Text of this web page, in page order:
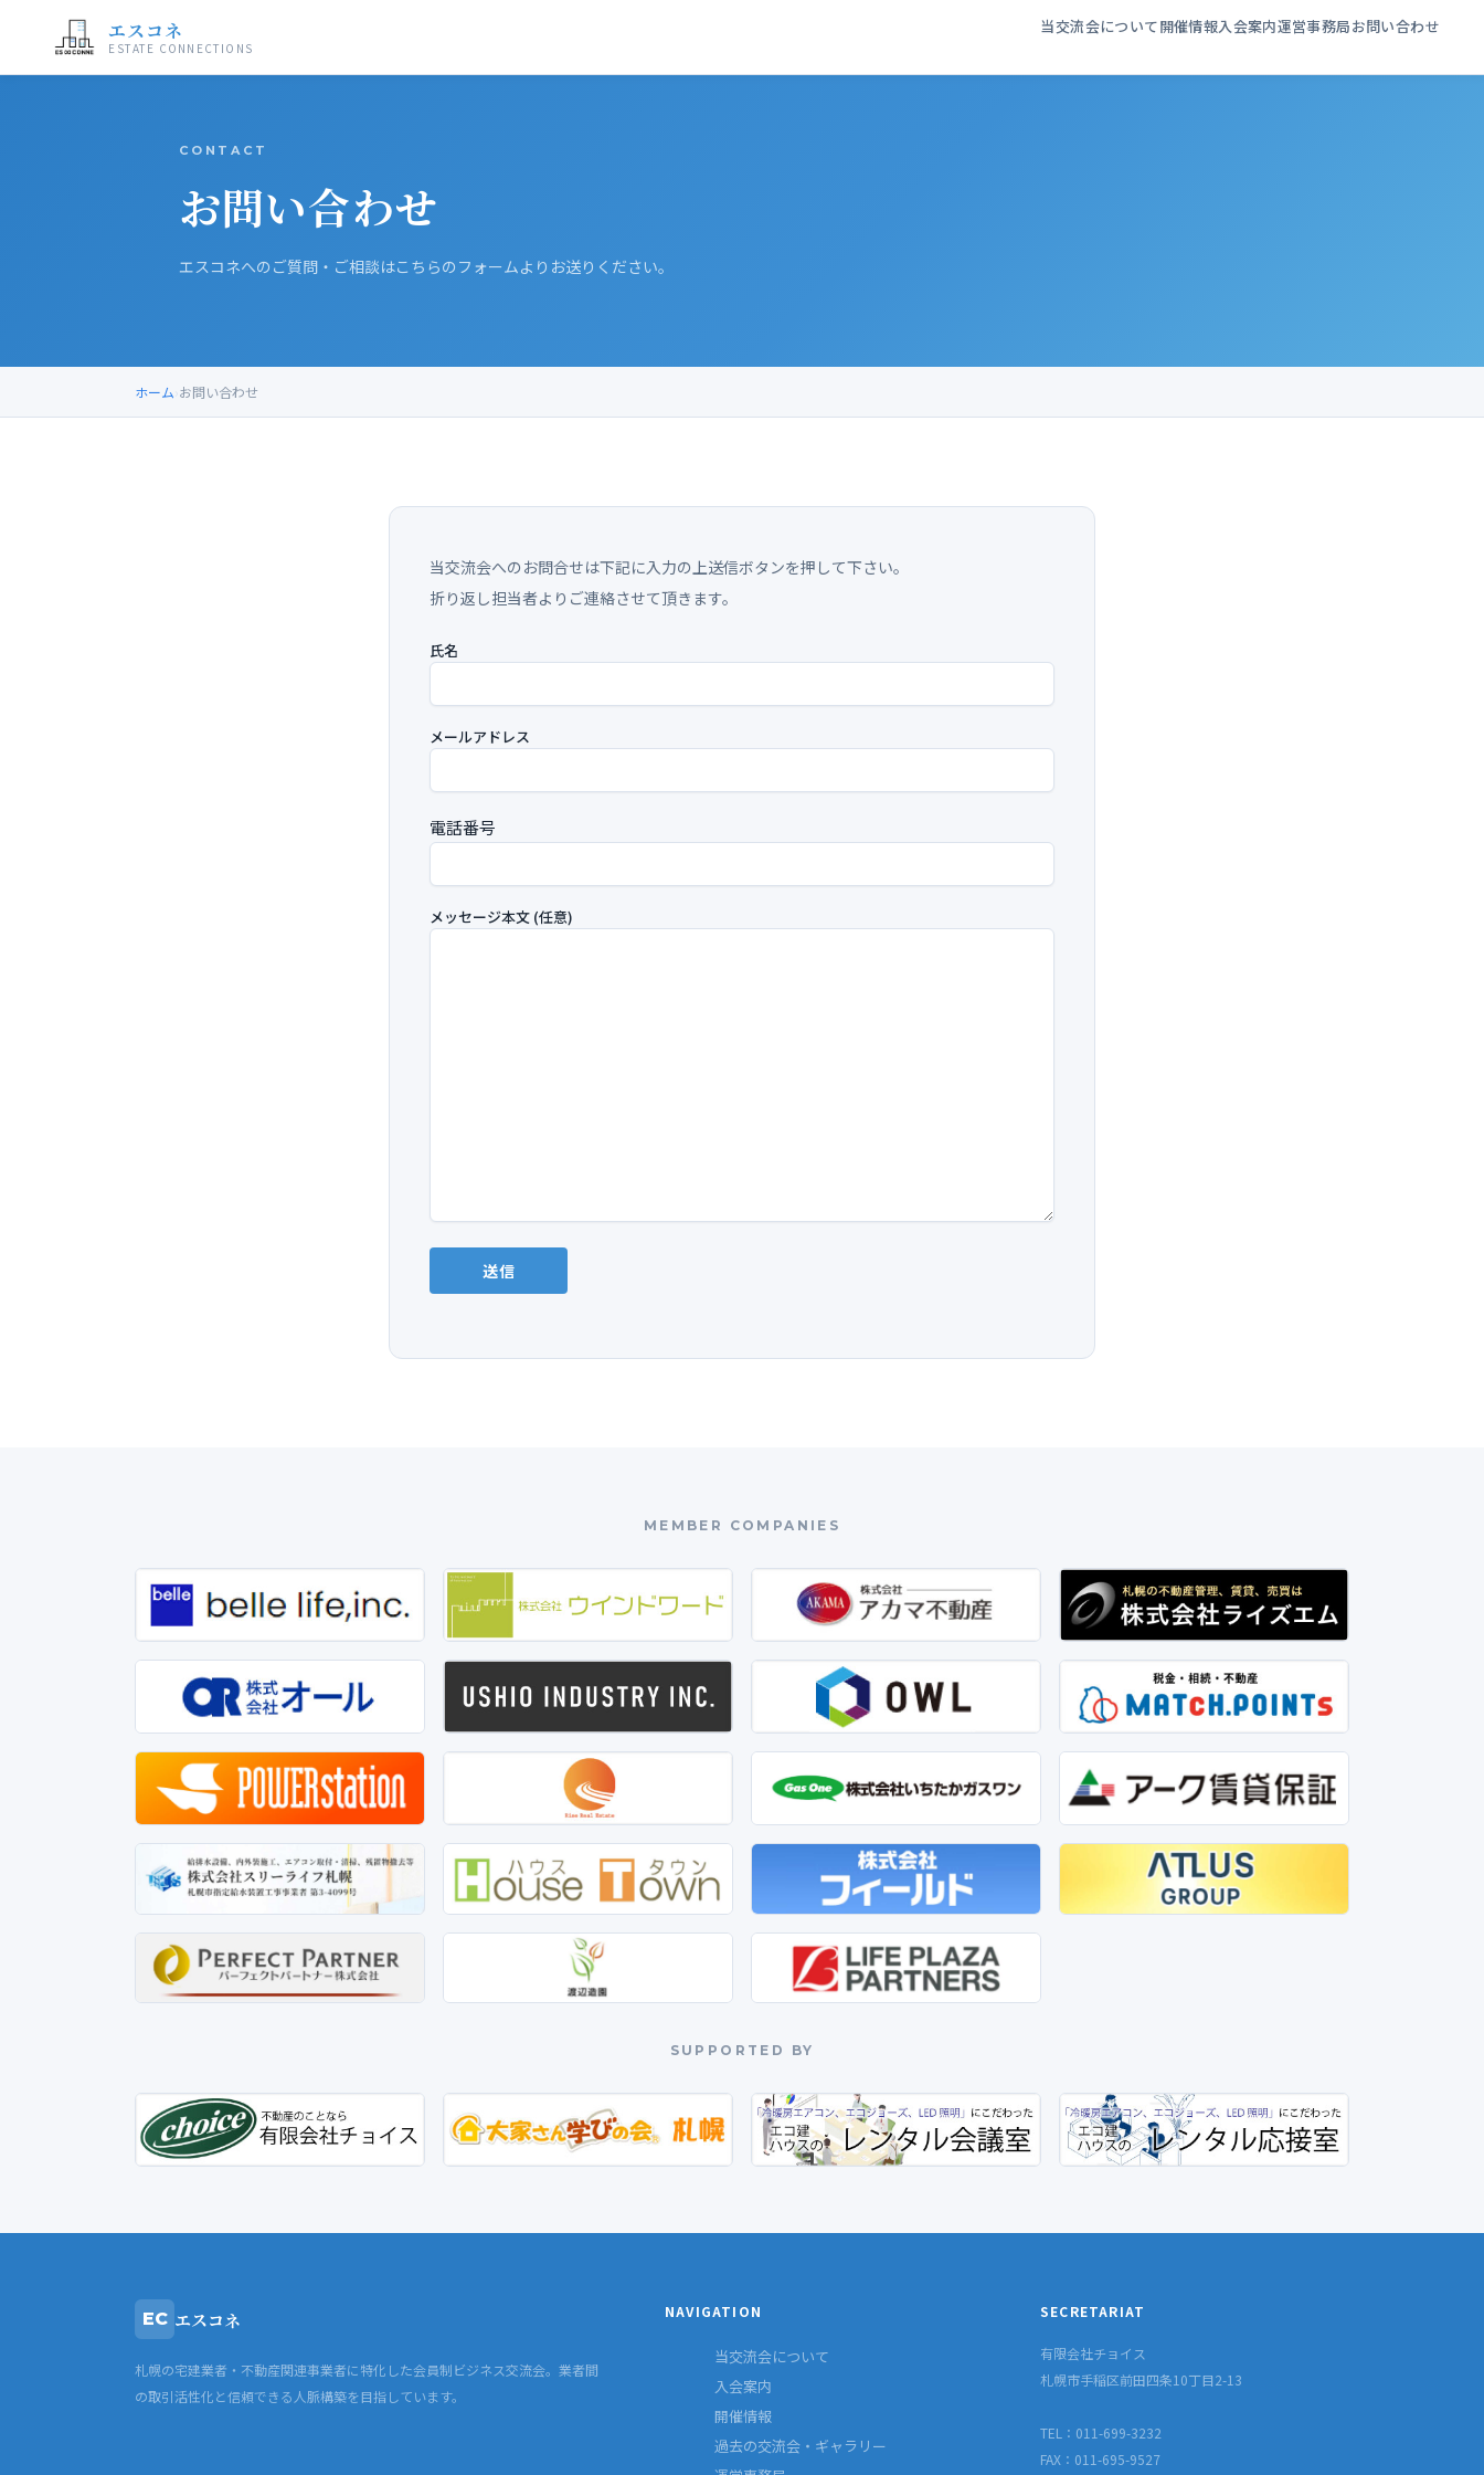
エスコネ
ESTATE CONNECTIONS
当交流会について開催情報入会案内運営事務局お問い合わせ
CONTACT
お問い合わせ
エスコネへのご質問・ご相談はこちらのフォームよりお送りください。
ホーム お問い合わせ
当交流会へのお問合せは下記に入力の上送信ボタンを押して下さい。
折り返し担当者よりご連絡させて頂きます。
氏名
メールアドレス
電話番号
メッセージ本文 (任意)
MEMBER COMPANIES
SUPPORTED BY
EC エスコネ
札幌の宅建業者・不動産関連事業者に特化した会員制ビジネス交流会。業者間
の取引活性化と信頼できる人脈構築を目指しています。
NAVIGATION
当交流会について
入会案内
開催情報
過去の交流会・ギャラリー
SECRETARIAT
有限会社チョイス
札幌市手稲区前田四条10丁目2-13
TEL：011-699-3232
FAX：011-695-9527